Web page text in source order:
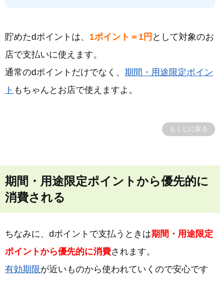
貯めたdポイントは、 1ポイント＝1円 として対象のお
店で支払いに使えます。
通常のdポイントだけでなく、 期間・用途限定ポイン
ト もちゃんとお店で使えますよ。
もくじに戻る
期間・用途限定ポイントから優先的に
消費される
ちなみに、dポイントで支払うときは期間・用途限定
ポイントから優先的に消費されます。
有効期限が近いものから使われていくので安心です